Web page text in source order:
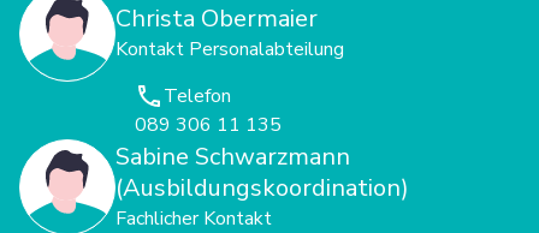
Christa Obermaier
Kontakt Personalabteilung
Telefon
089 306 11 135
Sabine Schwarzmann
(Ausbildungskoordination)
Fachlicher Kontakt